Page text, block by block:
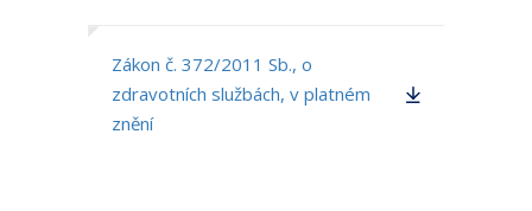
Zákon č. 372/2011 Sb., o
zdravotních službách, v platném
znění